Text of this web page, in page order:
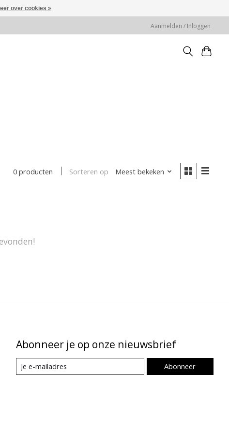
Aanmelden / Inloggen
0 producten Sorteren op Meest bekeken
Abonneer je op onze nieuwsbrief
Abonneer
over cookies »